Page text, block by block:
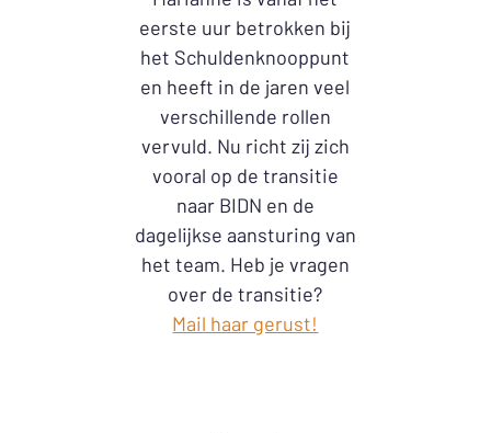
eerste uur betrokken bij
het Schuldenknooppunt
en heeft in de jaren veel
verschillende rollen
vervuld. Nu richt zij zich
vooral op de transitie
naar BIDN en de
dagelijkse aansturing van
het team. Heb je vragen
over de transitie?
Mail haar gerust!